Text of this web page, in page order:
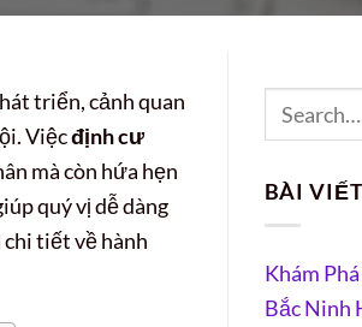
triển, cảnh quan
Việcđịnh cư
mà còn hứa hẹn
quý vị dễ dàng
tiết về hành
BÀI
Khám
Bắc Ninh